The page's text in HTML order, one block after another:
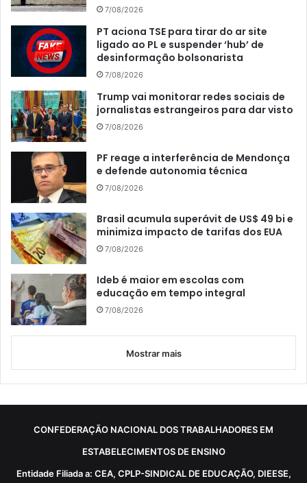
7/08/2026
PT aciona TSE para tirar do ar site
ligado ao PL e suspender ‘hub’ de
desinformação bolsonarista
7/08/2026
Trump vai monitorar redes sociais de
jornalistas estrangeiros para dar visto
7/08/2026
PF reage a interferência de Mendonça
e defende autonomia técnica
7/08/2026
Brasil acumula superávit de US$ 49 bi e
minimiza impacto de tarifas dos EUA
7/08/2026
Ideb é maior em escolas com
educação em tempo integral
7/08/2026
Mostrar mais
CONFEDERAÇÃO NACIONAL DOS TRABALHADORES EM
ESTABELECIMENTOS DE ENSINO
Entidade Filiada a: CEA, CPLP-SINDICAL DE EDUCAÇÃO, DIEESE,